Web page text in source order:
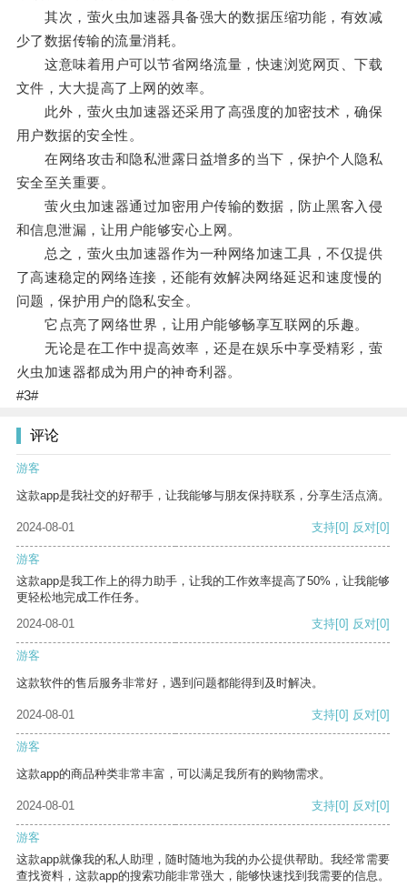
其次，萤火虫加速器具备强大的数据压缩功能，有效减
少了数据传输的流量消耗。
这意味着用户可以节省网络流量，快速浏览网页、下载
文件，大大提高了上网的效率。
此外，萤火虫加速器还采用了高强度的加密技术，确保
用户数据的安全性。
在网络攻击和隐私泄露日益增多的当下，保护个人隐私
安全至关重要。
萤火虫加速器通过加密用户传输的数据，防止黑客入侵
和信息泄漏，让用户能够安心上网。
总之，萤火虫加速器作为一种网络加速工具，不仅提供
了高速稳定的网络连接，还能有效解决网络延迟和速度慢的
问题，保护用户的隐私安全。
它点亮了网络世界，让用户能够畅享互联网的乐趣。
无论是在工作中提高效率，还是在娱乐中享受精彩，萤
火虫加速器都成为用户的神奇利器。
#3#
评论
游客
这款app是我社交的好帮手，让我能够与朋友保持联系，分享生活点滴。
2024-08-01 支持[0] 反对[0]
游客
这款app是我工作上的得力助手，让我的工作效率提高了50%，让我能够
更轻松地完成工作任务。
2024-08-01
支持[0] 反对[0]
游客
这款软件的售后服务非常好，遇到问题都能得到及时解决。
2024-08-01 支持[0] 反对[0]
游客
这款app的商品种类非常丰富，可以满足我所有的购物需求。
2024-08-01 支持[0] 反对[0]
游客
这款app就像我的私人助理，随时随地为我的办公提供帮助。我经常需要
查找资料，这款app的搜索功能非常强大，能够快速找到我需要的信息。